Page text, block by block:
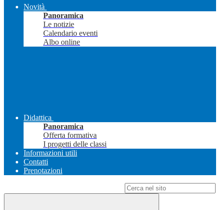
Novità
Panoramica
Le notizie
Calendario eventi
Albo online
Didattica
Panoramica
Offerta formativa
I progetti delle classi
Informazioni utili
Contatti
Prenotazioni